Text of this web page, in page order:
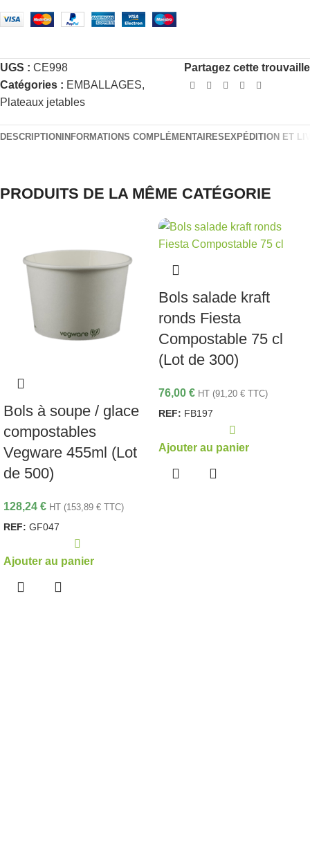
UGS : CE998
Catégories : EMBALLAGES,
Plateaux jetables
Partagez cette trouvaille
DESCRIPTION INFORMATIONS COMPLÉMENTAIRES EXPÉDITION ET
PRODUITS DE LA MÊME CATÉGORIE
Bols à soupe / glace
compostables
Vegware 455ml (Lot
de 500)
128,24 € HT (153,89 € TTC)
REF: GF047
Ajouter au panier
Bols salade kraft
ronds Fiesta
Compostable 75 cl
(Lot de 300)
76,00 € HT (91,20 € TTC)
REF: FB197
Ajouter au panier